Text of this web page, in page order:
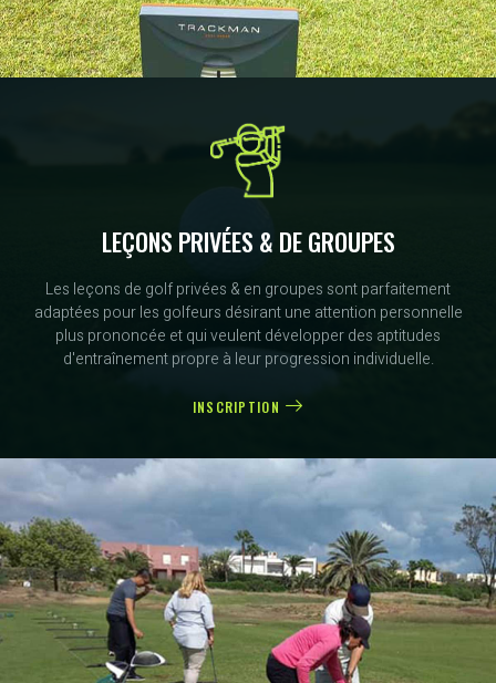
LEÇONS PRIVÉES & DE GROUPES
Les leçons de golf privées & en groupes sont parfaitement
adaptées pour les golfeurs désirant une attention personnelle
plus prononcée et qui veulent développer des aptitudes
d'entraînement propre à leur progression individuelle.
INSCRIPTION